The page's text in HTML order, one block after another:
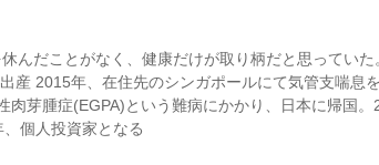
んだことがなく、健康だけが取り柄だと思ってい
2015年、在住先のシンガポールにて気管支喘息
芽腫症(EGPA)という難病にかかり、日本に帰国
個人投資家となる